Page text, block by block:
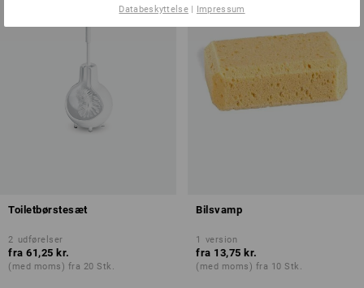
Toiletbørstesæt
2 udførelser
fra 61,25 kr.
(med moms) fra 20 Stk.
Bilsvamp
1 version
fra 13,75 kr.
(med moms) fra 10 Stk.
Databeskyttelse| Impressum